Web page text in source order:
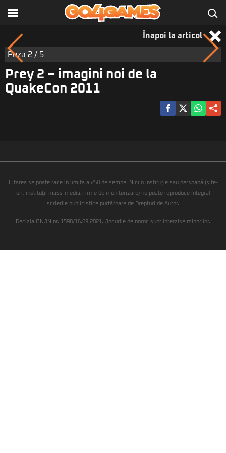
Înapoi la articol
Poza 2 / 5
Prey 2 – imagini noi de la
QuakeCon 2011
Citarea se poate face în limita a 250 de semne. Nici o instituţie sau persoană (site-
uri, instituţii mass-media, firme de monitorizare) nu poate reproduce integral
scrierile publicistice purtătoare de Drepturi de Autor.
Decizia ONJN nr. 1598/16.09.2021. Jocurile de noroc sunt interzise minorilor.